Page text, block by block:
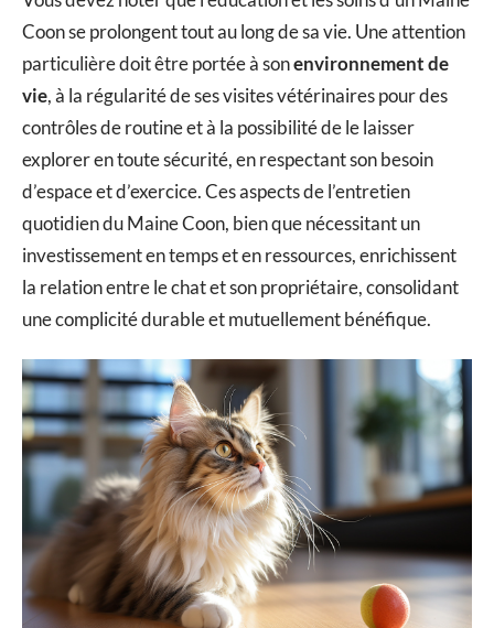
Coon se prolongent tout au long de sa vie. Une attention
particulière doit être portée à sonenvironnement de
vie, à la régularité de ses visites vétérinaires pour des
contrôles de routine et à la possibilité de le laisser
explorer en toute sécurité, en respectant son besoin
d’espace et d’exercice. Ces aspects de l’entretien
quotidien du Maine Coon, bien que nécessitant un
investissement en temps et en ressources, enrichissent
la relation entre le chat et son propriétaire, consolidant
une complicité durable et mutuellement bénéfique.